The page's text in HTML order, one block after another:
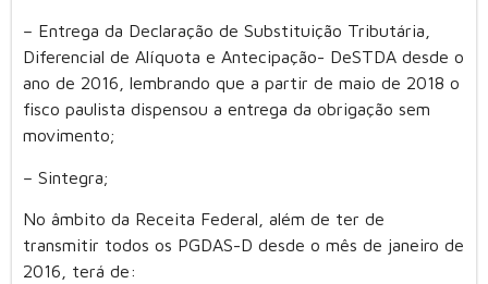
– Entrega da Declaração de Substituição Tributária,
Diferencial de Alíquota e Antecipação- DeSTDA desde o
ano de 2016, lembrando que a partir de maio de 2018 o
fisco paulista dispensou a entrega da obrigação sem
movimento;
– Sintegra;
No âmbito da Receita Federal, além de ter de
transmitir todos os PGDAS-D desde o mês de janeiro de
2016, terá de: